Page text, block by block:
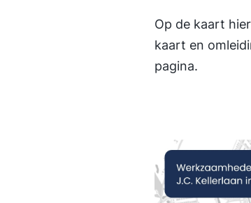
Op de kaart
kaart en
pagina.